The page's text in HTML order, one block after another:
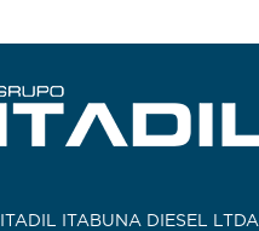
ITADIL ITABUNA DIESEL LTDA